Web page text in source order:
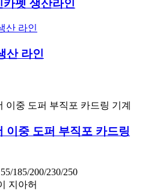
펫 생산라인
산 라인
이중 도퍼 부직포 카드링
185/200/230/250
지아허